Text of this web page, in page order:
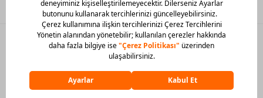
© 2026 Barcin Tüm Hakları Saklıdır
Sitedeki görsel materyaller izinsiz kullanılamaz.